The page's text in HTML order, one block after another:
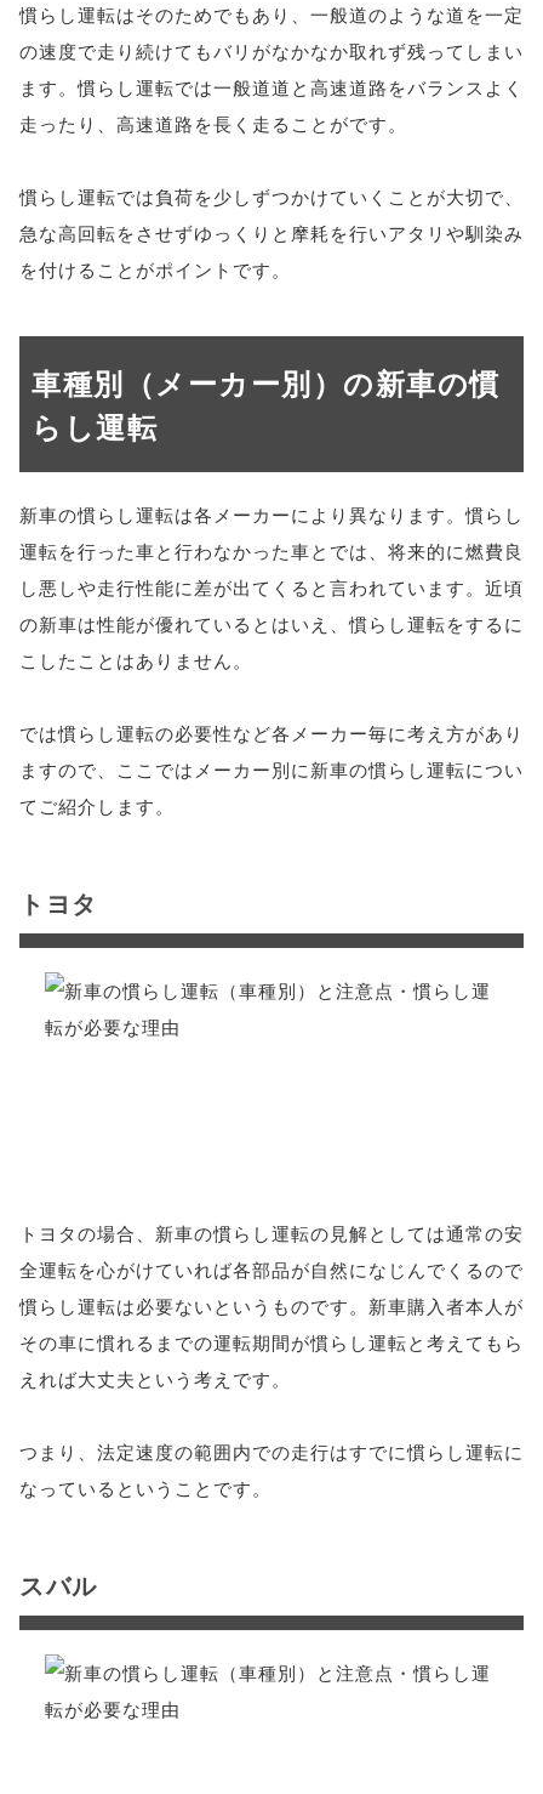
慣らし運転はそのためでもあり、一般道のような道を一定
の速度で走り続けてもバリがなかなか取れず残ってしまい
ます。慣らし運転では一般道道と高速道路をバランスよく
走ったり、高速道路を長く走ることがです。
慣らし運転では負荷を少しずつかけていくことが大切で、
急な高回転をさせずゆっくりと摩耗を行いアタリや馴染み
を付けることがポイントです。
車種別（メーカー別）の新車の慣
らし運転
新車の慣らし運転は各メーカーにより異なります。慣らし
運転を行った車と行わなかった車とでは、将来的に燃費良
し悪しや走行性能に差が出てくると言われています。近頃
の新車は性能が優れているとはいえ、慣らし運転をするに
こしたことはありません。
では慣らし運転の必要性など各メーカー毎に考え方があり
ますので、ここではメーカー別に新車の慣らし運転につい
てご紹介します。
トヨタ
トヨタの場合、新車の慣らし運転の見解としては通常の安
全運転を心がけていれば各部品が自然になじんでくるので
慣らし運転は必要ないというものです。新車購入者本人が
その車に慣れるまでの運転期間が慣らし運転と考えてもら
えれば大丈夫という考えです。
つまり、法定速度の範囲内での走行はすでに慣らし運転に
なっているということです。
スバル